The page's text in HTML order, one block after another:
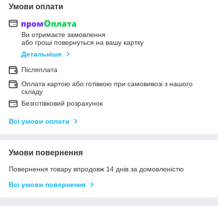
Умови оплати
Ви отримаєте замовлення
або гроші повернуться на вашу картку
Детальніше
Післяплата
Оплата картою або готівкою при самовивозі з нашого
складу
Безготівковий розрахунок
Всі умови оплати
Умови повернення
Повернення товару впродовж 14 днів за домовленістю
Всі умови повернення